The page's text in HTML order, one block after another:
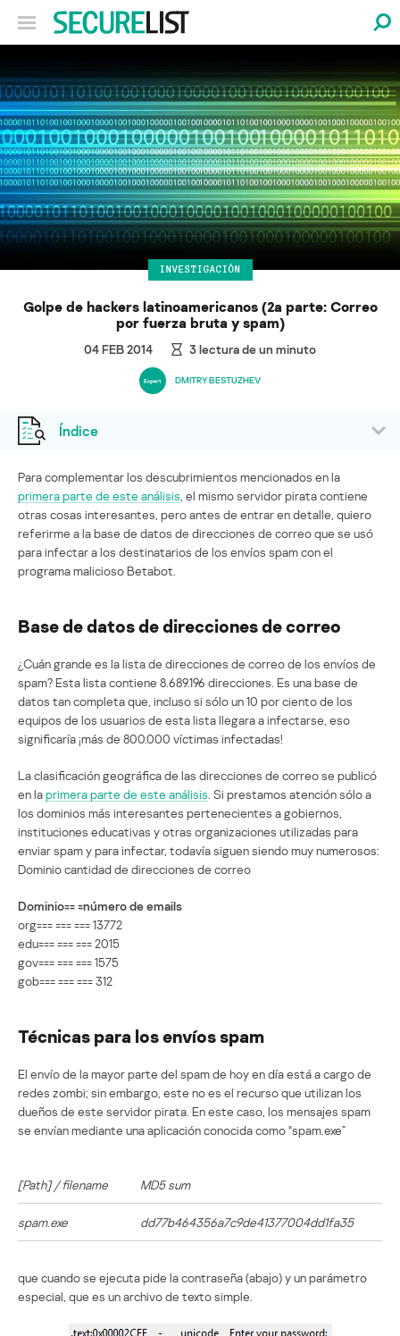
INVESTIGACIÓN
Golpe de hackers latinoamericanos (2a parte: Correo
por fuerza bruta y spam)
04 FEB 2014 3lectura de un minuto
DMITRY BESTUZHEV
Índice
Para complementar los descubrimientos mencionados en la
primera parte de este análisis , el mismo servidor pirata contiene
otras cosas interesantes, pero antes de entrar en detalle, quiero
referirme a la base de datos de direcciones de correo que se usó
para infectar a los destinatarios de los envíos spam con el
programa malicioso Betabot.
Base de datos de direcciones de correo
¿Cuán grande es la lista de direcciones de correo de los envíos de
spam? Esta lista contiene 8.689.196 direcciones. Es una base de
datos tan completa que, incluso si sólo un 10 por ciento de los
equipos de los usuarios de esta lista llegara a infectarse, eso
significaría ¡más de 800.000 víctimas infectadas!
La clasificación geográfica de las direcciones de correo se publicó
en laprimera parte de este análisis . Si prestamos atención sólo a
los dominios más interesantes pertenecientes a gobiernos,
instituciones educativas y otras organizaciones utilizadas para
enviar spam y para infectar, todavía siguen siendo muy numerosos:
Dominio cantidad de direcciones de correo
Dominio== =número de emails
org=== === === 13772
edu=== === === 2015
gov=== === === 1575
gob=== === === 312
Técnicas para los envíos spam
El envío de la mayor parte del spam de hoy en día está a cargo de
redes zombi; sin embargo, este no es el recurso que utilizan los
dueños de este servidor pirata. En este caso, los mensajes spam
se envían mediante una aplicación conocida como “spam.exe”
[Path] / filename MD5 sum
spam.exe dd77b464356a7c9de41377004dd1fa35
que cuando se ejecuta pide la contraseña (abajo) y un parámetro
especial, que es un archivo de texto simple.